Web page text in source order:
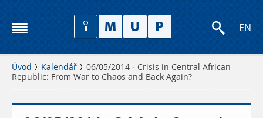
EN
Úvod Kalendář
06/05/2014 - Crisis in Central African
Republic: From War to Chaos and Back Again?